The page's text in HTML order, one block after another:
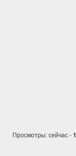
Просмотры: сейчас -1